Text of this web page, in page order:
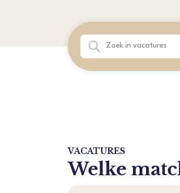
VACATURES
Welke